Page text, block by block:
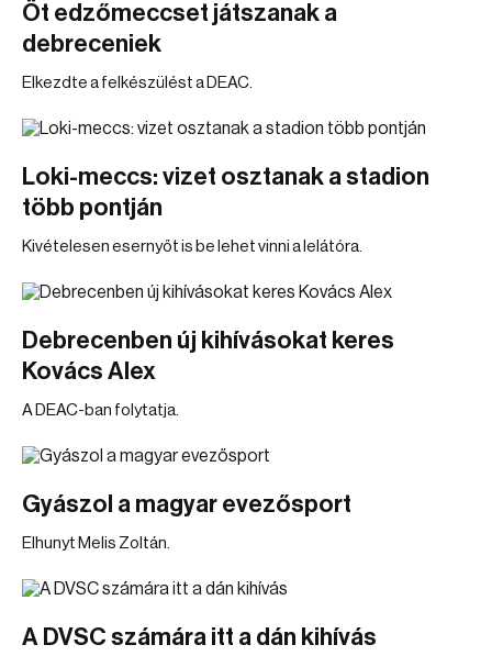
Öt edzőmeccset játszanak a
debreceniek
Elkezdte a felkészülést a DEAC.
Loki-meccs: vizet osztanak a stadion
több pontján
Kivételesen esernyőt is be lehet vinni a lelátóra.
Debrecenben új kihívásokat keres
Kovács Alex
A DEAC-ban folytatja.
Gyászol a magyar evezősport
Elhunyt Melis Zoltán.
A DVSC számára itt a dán kihívás